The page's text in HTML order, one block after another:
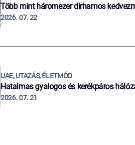
Több mint háromezer dirhamos
2026. 07. 22
UAE, UTAZÁS, ÉLETMÓD
Hatalmas gyalogos és kerékpáros
2026. 07. 21